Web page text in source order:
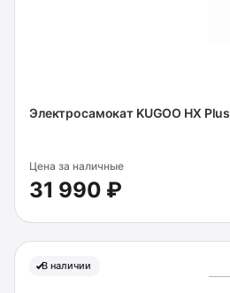
Электросамокат KUGOO HX Plus
Цена за наличные
31 990 ₽
В наличии